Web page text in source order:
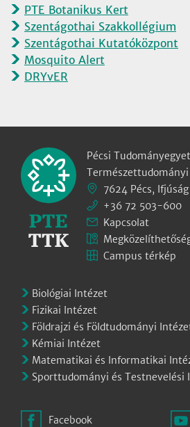
PTE Botanikus Kert
Szentágothai Szakkollégium
Szentágothai Kutatóközpont
Mosquito Alert
DRYvER
Pécsi
Természettudományi
7624 Pécs,
+36 72 503-600
Kapcsolat
Campus térkép
Biológiai Intézet
Fizikai Intézet
Földrajzi és Földtudományi
Kémiai Intézet
Matematikai és Informatikai
Sporttudományi és Testnevelési
Facebook